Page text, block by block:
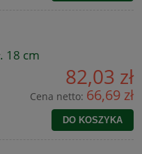
18 cm
82,03 zł
Cena netto: 66,69 zł
DO KOSZYKA